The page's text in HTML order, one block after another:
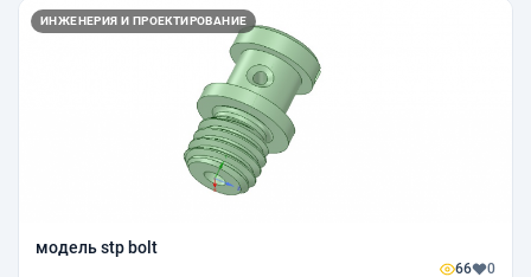
ИНЖЕНЕРИЯ И ПРОЕКТИРОВАНИЕ
модель stp bolt
66 0